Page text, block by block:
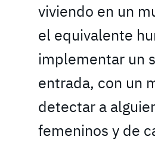
viviendo en un
el equivalente
implementar un
entrada, con un
detectar a
femeninos y de